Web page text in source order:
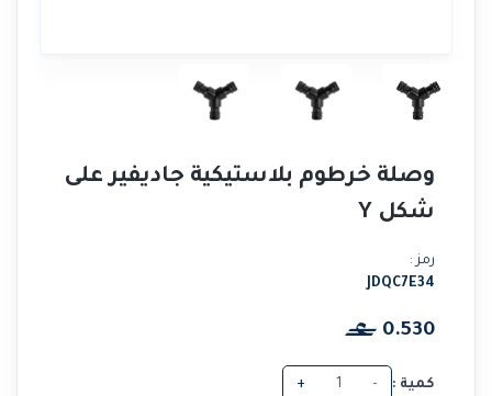
وصلة خرطوم بلاستيكية جاديفير على
شكل Y
رمز :
JDQC7E34
0.530
كمية : -
+